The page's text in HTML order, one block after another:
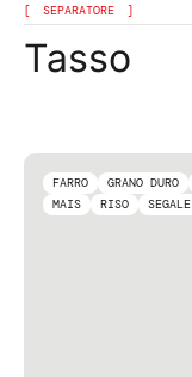
SEPARATORE
Tasso
FARRO GRANO DURO
MAIS
RISO SEGALE